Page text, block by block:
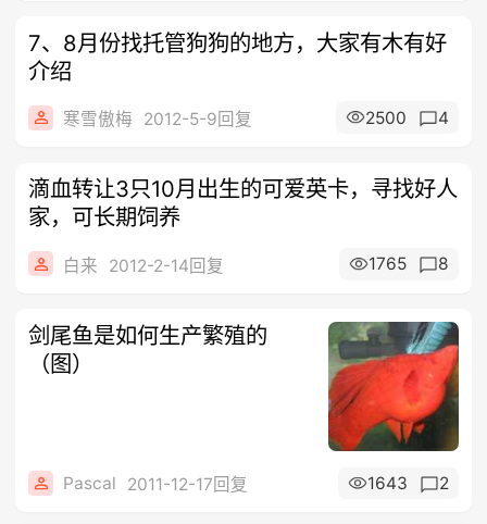
7、8月份找托管狗狗的地方，大家有木有好
介绍
寒雪傲梅 2012-5-9回复 2500 4
滴血转让3只10月出生的可爱英卡，寻找好人
家，可长期饲养
白来 2012-2-14回复 1765 8
剑尾鱼是如何生产繁殖的
（图）
Pascal 2011-12-17回复 1643 2